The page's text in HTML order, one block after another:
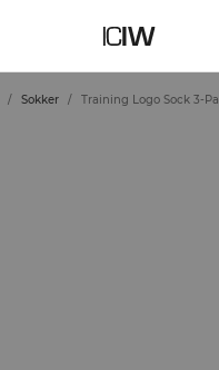
/ Sokker / Training Logo Sock 3-